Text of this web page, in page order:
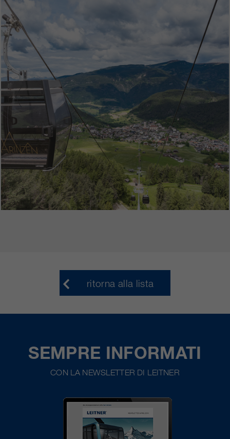
ritorna alla lista
SEMPRE INFORMATI
CON LA NEWSLETTER DI LEITNER